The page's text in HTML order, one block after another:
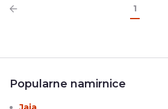
1
Popularne namirnice